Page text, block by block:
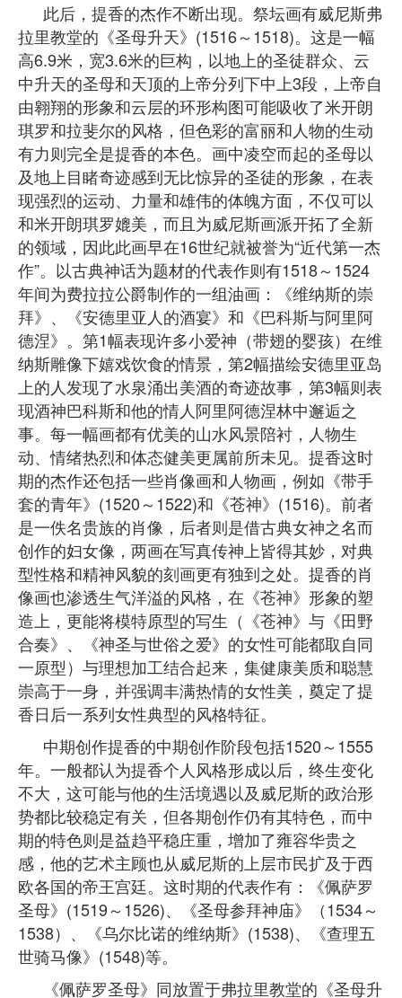
此后，提香的杰作不断出现。祭坛画有威尼斯弗
拉里教堂的《圣母升天》(1516～1518)。这是一幅
高6.9米，宽3.6米的巨构，以地上的圣徒群众、云
中升天的圣母和天顶的上帝分列下中上3段，上帝自
由翱翔的形象和云层的环形构图可能吸收了米开朗
琪罗和拉斐尔的风格，但色彩的富丽和人物的生动
有力则完全是提香的本色。画中凌空而起的圣母以
及地上目睹奇迹感到无比惊异的圣徒的形象，在表
现强烈的运动、力量和雄伟的体魄方面，不仅可以
和米开朗琪罗媲美，而且为威尼斯画派开拓了全新
的领域，因此此画早在16世纪就被誉为“近代第一杰
作”。以古典神话为题材的代表作则有1518～1524
年间为费拉拉公爵制作的一组油画：《维纳斯的崇
拜》、《安德里亚人的酒宴》和《巴科斯与阿里阿
德涅》。第1幅表现许多小爱神（带翅的婴孩）在维
纳斯雕像下嬉戏饮食的情景，第2幅描绘安德里亚岛
上的人发现了水泉涌出美酒的奇迹故事，第3幅则表
现酒神巴科斯和他的情人阿里阿德涅林中邂逅之
事。每一幅画都有优美的山水风景陪衬，人物生
动、情绪热烈和体态健美更属前所未见。提香这时
期的杰作还包括一些肖像画和人物画，例如《带手
套的青年》(1520～1522)和《苍神》(1516)。前者
是一佚名贵族的肖像，后者则是借古典女神之名而
创作的妇女像，两画在写真传神上皆得其妙，对典
型性格和精神风貌的刻画更有独到之处。提香的肖
像画也渗透生气洋溢的风格，在《苍神》形象的塑
造上，更能将模特原型的写生（《苍神》与《田野
合奏》、《神圣与世俗之爱》的女性可能都取自同
一原型）与理想加工结合起来，集健康美质和聪慧
崇高于一身，并强调丰满热情的女性美，奠定了提
香日后一系列女性典型的风格特征。
中期创作提香的中期创作阶段包括1520～1555
年。一般都认为提香个人风格形成以后，终生变化
不大，这可能与他的生活境遇以及威尼斯的政治形
势都比较稳定有关，但各期创作仍有其特色，而中
期的特色则是益趋平稳庄重，增加了雍容华贵之
感，他的艺术主顾也从威尼斯的上层市民扩及于西
欧各国的帝王宫廷。这时期的代表作有：《佩萨罗
圣母》(1519～1526)、《圣母参拜神庙》（1534～
1538）、《乌尔比诺的维纳斯》(1538)、《查理五
世骑马像》(1548)等。
《佩萨罗圣母》同放置于弗拉里教堂的《圣母升